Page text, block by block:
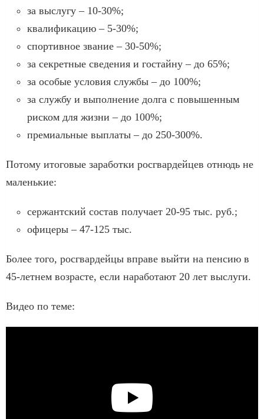
за выслугу – 10-30%;
квалификацию – 5-30%;
спортивное звание – 30-50%;
за секретные сведения и гостайну – до 65%;
за особые условия службы – до 100%;
за службу и выполнение долга с повышенным
риском для жизни – до 100%;
премиальные выплаты – до 250-300%.
Потому итоговые заработки росгвардейцев отнюдь не
маленькие:
сержантский состав получает 20-95 тыс. руб.;
офицеры – 47-125 тыс.
Более того, росгвардейцы вправе выйти на пенсию в
45-летнем возрасте, если наработают 20 лет выслуги.
Видео по теме: